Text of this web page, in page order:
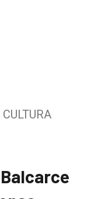
CULTURA